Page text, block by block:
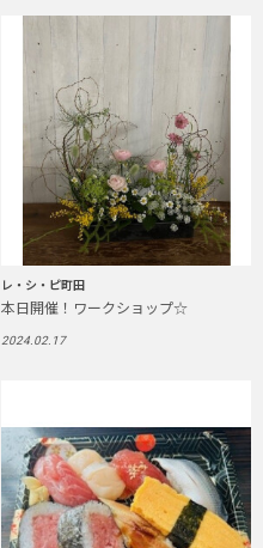
レ・シ・ピ町田
本日開催！ワークショップ☆
2024.02.17